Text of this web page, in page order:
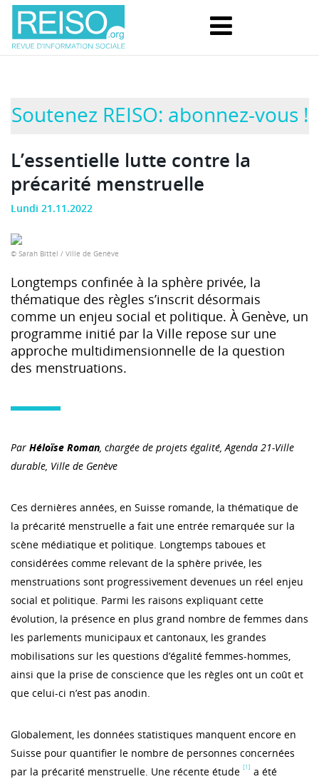
Soutenez REISO: abonnez-vous !
L’essentielle lutte contre la
précarité menstruelle
Lundi 21.11.2022
© Sarah Bittel / Ville de Genève
Longtemps confinée à la sphère privée, la
thématique des règles s’inscrit désormais
comme un enjeu social et politique. À Genève, un
programme initié par la Ville repose sur une
approche multidimensionnelle de la question
des menstruations.
Par Héloïse Roman, chargée de projets égalité, Agenda 21-Ville
durable, Ville de Genève
Ces dernières années, en Suisse romande, la thématique de
la précarité menstruelle a fait une entrée remarquée sur la
scène médiatique et politique. Longtemps taboues et
considérées comme relevant de la sphère privée, les
menstruations sont progressivement devenues un réel enjeu
social et politique. Parmi les raisons expliquant cette
évolution, la présence en plus grand nombre de femmes dans
les parlements municipaux et cantonaux, les grandes
mobilisations sur les questions d’égalité femmes-hommes,
ainsi que la prise de conscience que les règles ont un coût et
que celui-ci n’est pas anodin.
Globalement, les données statistiques manquent encore en
Suisse pour quantifier le nombre de personnes concernées
par la précarité menstruelle. Une récente étude [1] a été